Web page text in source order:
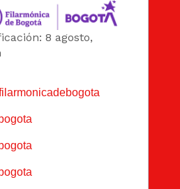
8 agosto,